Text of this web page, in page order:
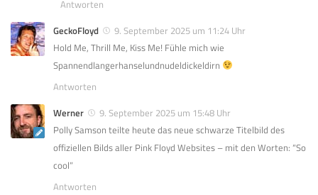
Antworten
GeckoFloyd
9. September 2025 um 11:24 Uhr
Hold Me, Thrill Me, Kiss Me! Fühle mich wie
Spannendlangerhanselundnudeldickeldirn
Antworten
Werner
9. September 2025 um 15:48 Uhr
Polly Samson teilte heute das neue schwarze Titelbild des
offiziellen Bilds aller Pink Floyd Websites – mit den Worten: “So
cool”
Antworten